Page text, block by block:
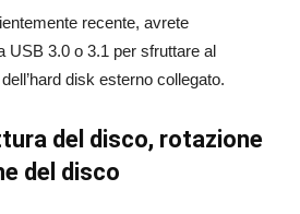
recente, avrete
USB 3.0 o 3.1 per sfruttare al
disk esterno collegato.
del disco, rotazione
del disco